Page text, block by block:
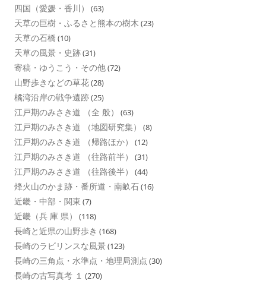
四国（愛媛・香川） (63)
天草の巨樹・ふるさと熊本の樹木 (23)
天草の石橋 (10)
天草の風景・史跡(31)
寄稿・ゆうこう・その他(72)
山野歩きなどの草花(28)
橘湾沿岸の戦争遺跡(25)
江戸期のみさき道 （全 般） (63)
江戸期のみさき道 （地図研究集） (8)
江戸期のみさき道 （帰路ほか） (12)
江戸期のみさき道 （往路前半） (31)
江戸期のみさき道 （往路後半） (44)
烽火山のかま跡・番所道・南畝石(16)
近畿・中部・関東 (7)
近畿（兵 庫 県） (118)
長崎と近県の山野歩き (168)
長崎のラビリンスな風景 (123)
長崎の三角点・水準点・地理局測点 (30)
長崎の古写真考 １ (270)